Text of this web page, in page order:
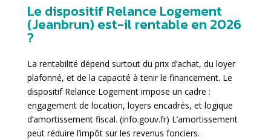
Le dispositif Relance Logement
(Jeanbrun) est-il rentable en 2026
?
La rentabilité dépend surtout du prix d’achat, du loyer
plafonné, et de la capacité à tenir le financement. Le
dispositif Relance Logement impose un cadre :
engagement de location, loyers encadrés, et logique
d’amortissement fiscal. (info.gouv.fr) L’amortissement
peut réduire l’impôt sur les revenus fonciers.